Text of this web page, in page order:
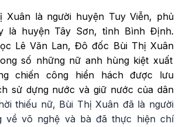
là người huyện Tuy Viễn, phủ
là huyện Tây Sơn, tỉnh Bình Định.
Lê Văn Lan,Đô đốc Bùi Thị Xuân
số những nữ anh hùng kiệt xuất
chiến công hiển hách được lưu
sử dựng nước và giữ nước của dân
thiếu nữ, Bùi Thị Xuân đã là người
về võ nghệ và bà đã thực hiện chí